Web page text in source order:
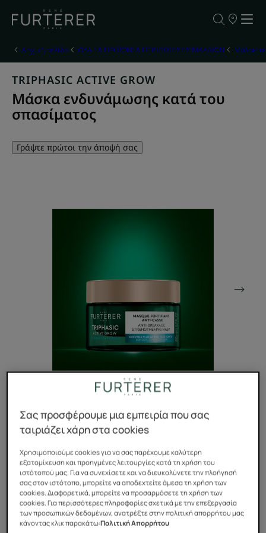
ΣΗΜΕΙΑ
ΜΑΣ
Αρχική σελίδα ΟΛΑ ΤΑ ΠΡΟΪΟΝΤΑ ΠΕΡΙΠΟΙΗΣΗΣ ΜΑΛΛΙΩΝ
TRIPHASIC ACTIVE GROW
Μάσκα ενδυνάμωσης κατά του
σπασίματος
Γράψτε πρώτοι την άποψή σας
Η μάσκα ενδυνάμωσης κατά του σπασίματος με
πρόπολη ενισχύει την παραγωγή κερατίνης και γεμίζει
τα λέπια της τρίχας* για ισχυρότερα, προστατευμένα
μαλλιά σε όλο τους το μήκος*. Καταχωρημένο δίπλωμα
ευρεσιτεχνίας
Η σύνθεσή της είναι εμπλουτισμένη με πρόπολη, η
Σας προσφέρουμε μια εμπειρία που σας
ταιριάζει χάρη στα cookies
Χρησιμοποιούμε cookies για να σας παρέχουμε καλύτερη
εξατομίκευση και προηγμένες λειτουργίες κατά τη χρήση του
ιστότοπού μας. Για να συνεχίσετε και να διευκολύνετε την πλοήγησή
σας στον ιστότοπο, μπορείτε να αποδεχτείτε άμεσα τη χρήση των
cookies. Διαφορετικά, μπορείτε να προσαρμόσετε τη χρήση των
cookies. Για περισσότερες πληροφορίες σχετικά με την επεξεργασία
των προσωπικών δεδομένων, ανατρέξτε στην πολιτική απορρήτου μας
κάνοντας κλικ παρακάτω:Πολιτική Απορρήτου